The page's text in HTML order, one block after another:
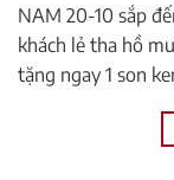
NAM 20-10 sắp
khách lẻ tha hồ
tặng ngay 1 son